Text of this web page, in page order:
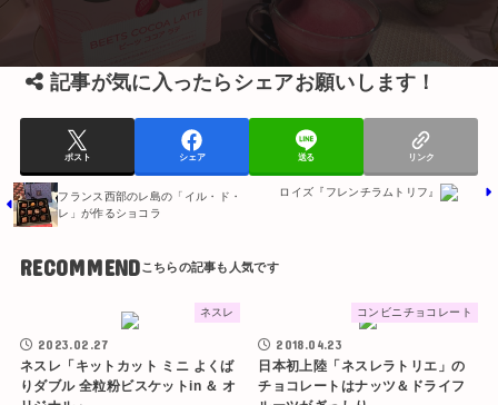
記事が気に入ったらシェアお願いします！
ポスト シェア 送る リンク
フランス西部のレ島の「イル・ド・
レ」が作るショコラ
ロイズ『フレンチラムトリフ』
RECOMMEND
ネスレ
2023.02.27
ネスレ「キットカット ミニ よくば
りダブル 全粒粉ビスケットin ＆ オ
コンビニチョコレート
2018.04.23
日本初上陸「ネスレラトリエ」の
チョコレートはナッツ＆ドライフ